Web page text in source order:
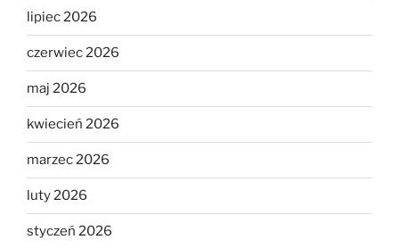
lipiec 2026
czerwiec 2026
maj 2026
kwiecień 2026
marzec 2026
luty 2026
styczeń 2026